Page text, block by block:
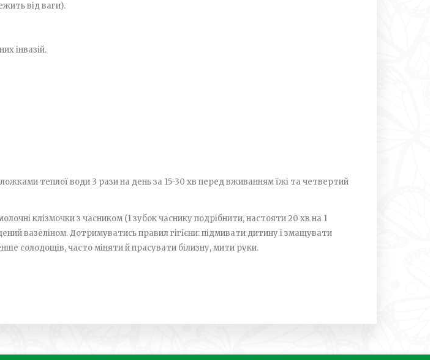
від ваги).
інвазій.
теплої води 3 рази на день за 15-30 хв перед вживанням їжі та четвертий
клізмочки з часником (1 зубок часнику подрібнити, настояти 20 хв на 1
вазеліном. Дотримуватись правил гігієни: підмивати дитину і змащувати
солодощів, часто міняти й прасувати білизну, мити руки.